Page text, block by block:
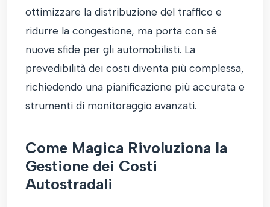
ottimizzare la distribuzione del traffico e
ridurre la congestione, ma porta con sé
nuove sfide per gli automobilisti. La
prevedibilità dei costi diventa più complessa,
richiedendo una pianificazione più accurata e
strumenti di monitoraggio avanzati.
Come Magica Rivoluziona la
Gestione dei Costi
Autostradali